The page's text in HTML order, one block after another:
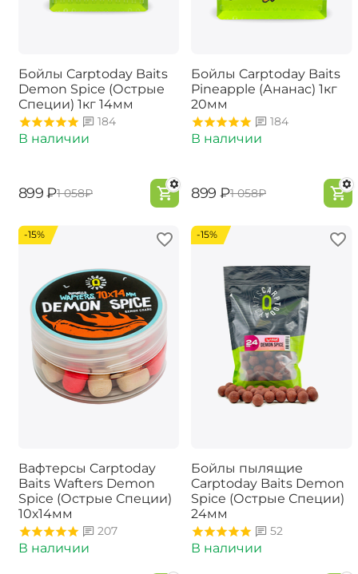
Бойлы Carptoday Baits
Demon Spice (Острые
Специи) 1кг 14мм
184
В наличии
‍899‍ ₽‍1 058‍₽
Бойлы Carptoday Baits
Pineapple (Ананас) 1кг
20мм
184
В наличии
‍899‍ ₽‍1 058‍₽
-15%
Вафтерсы Carptoday
Baits Wafters Demon
Spice (Острые Специи)
10х14мм
207
В наличии
-15%
Бойлы пылящие
Carptoday Baits Demon
Spice (Острые Специи)
24мм
52
В наличии